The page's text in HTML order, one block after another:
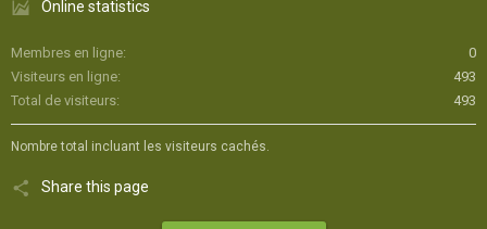
Online statistics
Membres en ligne
0
Visiteurs en ligne
493
Total de visiteurs
493
Nombre total incluant les visiteurs cachés.
Share this page